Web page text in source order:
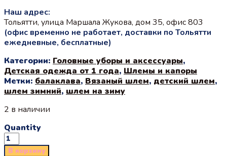
Наш адрес:
Тольятти, улица Маршала Жукова, дом 35, офис 803
(офис временно не работает, доставки по Тольятти
ежедневные, бесплатные)
Категории: Головные уборы и аксессуары,
Детская одежда от 1 года, Шлемы и капоры
Метки: балаклава, Вязаный шлем, детский шлем,
шлем зимний, шлем на зиму
2 в наличии
Quantity
В корзину